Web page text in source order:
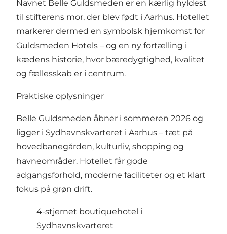
Navnet Belle Guldsmeden er en kærlig hyldest
til stifterens mor, der blev født i Aarhus. Hotellet
markerer dermed en symbolsk hjemkomst for
Guldsmeden Hotels – og en ny fortælling i
kædens historie, hvor bæredygtighed, kvalitet
og fællesskab er i centrum.
Praktiske oplysninger
Belle Guldsmeden åbner i sommeren 2026 og
ligger i Sydhavnskvarteret i Aarhus – tæt på
hovedbanegården, kulturliv, shopping og
havneområder. Hotellet får gode
adgangsforhold, moderne faciliteter og et klart
fokus på grøn drift.
4-stjernet boutiquehotel i
Sydhavnskvarteret